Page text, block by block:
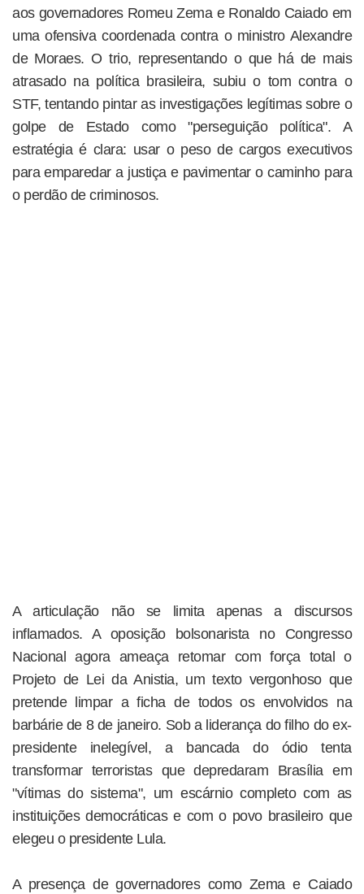
aos governadores Romeu Zema e Ronaldo Caiado em
uma ofensiva coordenada contra o ministro Alexandre
de Moraes. O trio, representando o que há de mais
atrasado na política brasileira, subiu o tom contra o
STF, tentando pintar as investigações legítimas sobre o
golpe de Estado como "perseguição política". A
estratégia é clara: usar o peso de cargos executivos
para emparedar a justiça e pavimentar o caminho para
o perdão de criminosos.
A articulação não se limita apenas a discursos
inflamados. A oposição bolsonarista no Congresso
Nacional agora ameaça retomar com força total o
Projeto de Lei da Anistia, um texto vergonhoso que
pretende limpar a ficha de todos os envolvidos na
barbárie de 8 de janeiro. Sob a liderança do filho do ex-
presidente inelegível, a bancada do ódio tenta
transformar terroristas que depredaram Brasília em
"vítimas do sistema", um escárnio completo com as
instituições democráticas e com o povo brasileiro que
elegeu o presidente Lula.
A presença de governadores como Zema e Caiado